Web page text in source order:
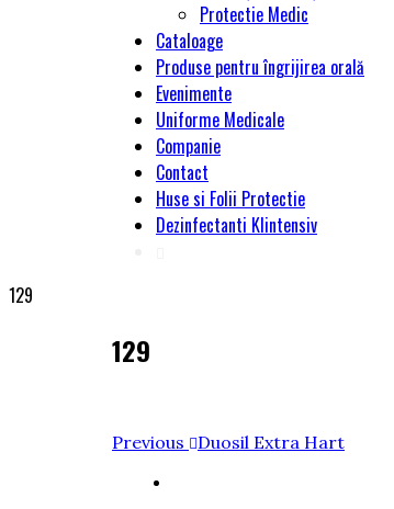
Protectie Medic
Cataloage
Produse pentru îngrijirea orală
Evenimente
Uniforme Medicale
Companie
Contact
Huse si Folii Protectie
Dezinfectanti Klintensiv
129
129
Navigare
Previous
Previous Duosil Extra Hart